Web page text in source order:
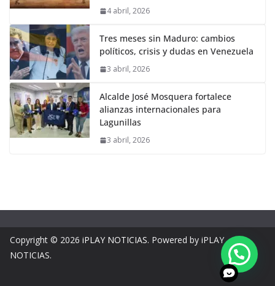
4 abril, 2026
Tres meses sin Maduro: cambios
políticos, crisis y dudas en Venezuela
3 abril, 2026
Alcalde José Mosquera fortalece
alianzas internacionales para
Lagunillas
3 abril, 2026
Copyright © 2026 iPLAY NOTICIAS. Powered by iPLAY
NOTICIAS.